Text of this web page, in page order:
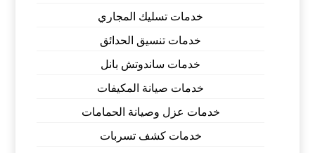
خدمات تسليك المجاري
خدمات تنسيق الحدائق
خدمات ساندوتش بانل
خدمات صيانة المكيفات
خدمات عزل وصيانة الحمامات
خدمات كشف تسربات